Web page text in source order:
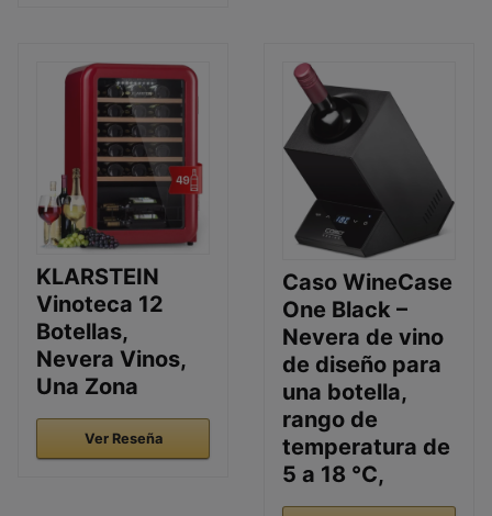
KLARSTEIN
Vinoteca 12
Botellas,
Nevera Vinos,
Una Zona
Ver Reseña
Caso WineCase
One Black –
Nevera de vino
de diseño para
una botella,
rango de
temperatura de
5 a 18 °C,